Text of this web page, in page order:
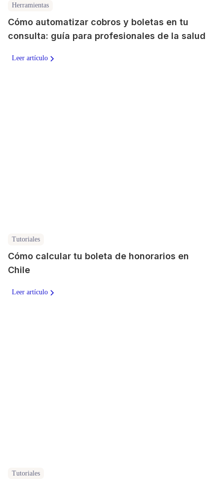
Herramientas
Cómo automatizar cobros y boletas en tu
consulta: guía para profesionales de la salud
Leer artículo
Tutoriales
Cómo calcular tu boleta de honorarios en
Chile
Leer artículo
Tutoriales